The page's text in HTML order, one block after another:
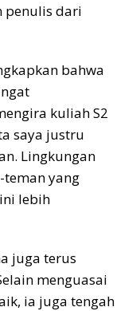
penulis dari
bahwa
kuliah S2
saya justru
Lingkungan
teman yang
lebih
juga terus
menguasai
ia juga tengah